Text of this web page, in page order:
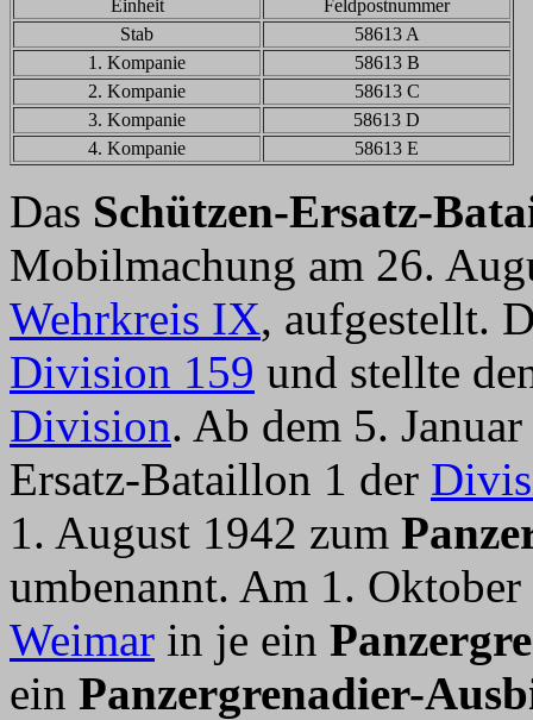
Einheit
Feldpostnummer
Stab
58613 A
1. Kompanie
58613 B
2. Kompanie
58613 C
3. Kompanie
58613 D
4. Kompanie
58613 E
Das Schützen-Ersatz-
Mobilmachung am 26.
Wehrkreis IX, aufgestellt.
Division 159 und stellte
Division. Ab dem 5.
Ersatz-Bataillon 1 der
1. August 1942 zum
umbenannt. Am 1.
Weimar in je ein
ein Panzergrenadier-